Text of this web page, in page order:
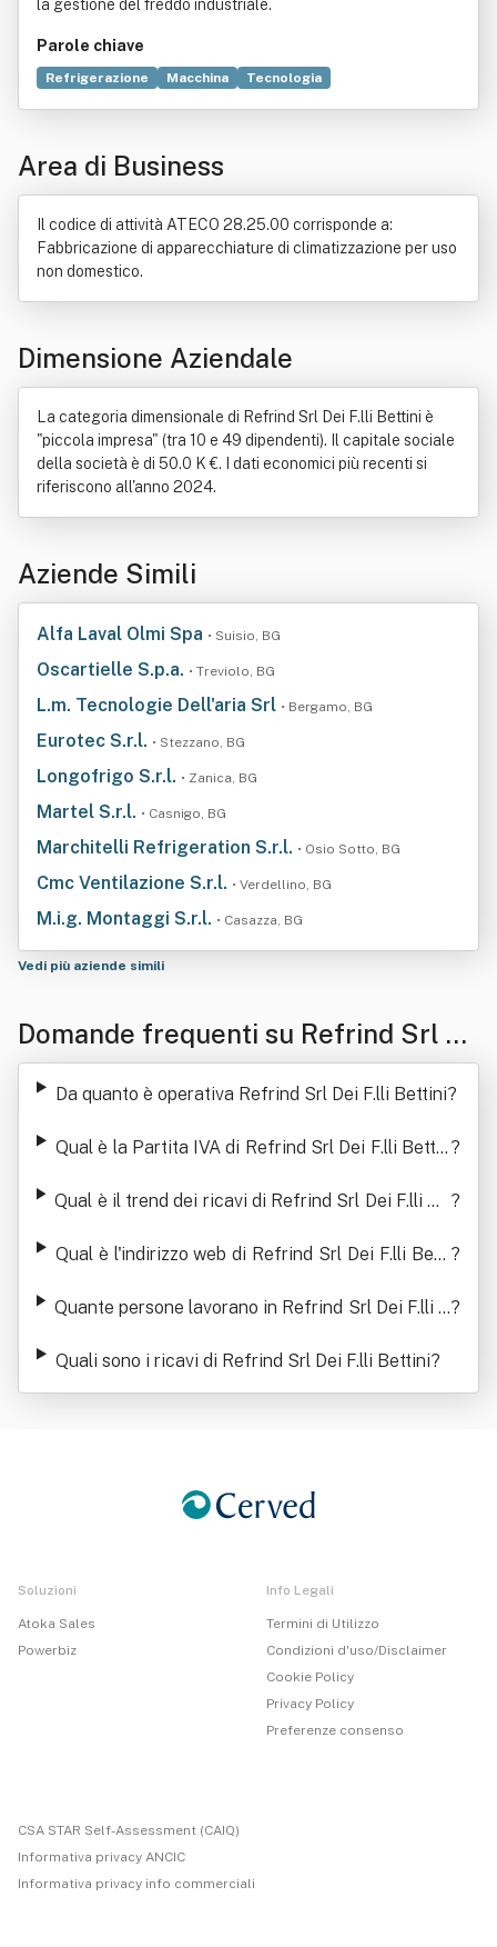
la gestione del freddo industriale.
Parole chiave
Refrigerazione Macchina
Tecnologia
Commercio
Industria Management
Elettronica
Fluido Problem solving
Malattia
Centrale elettrica
Area di Business
Il codice di attività ATECO 28.25.00 corrisponde a:
Fabbricazione di apparecchiature di climatizzazione per uso
non domestico.
Dimensione Aziendale
La categoria dimensionale di Refrind Srl Dei F.lli Bettini è
"piccola impresa" (tra 10 e 49 dipendenti). Il capitale sociale
della società è di 50.0 K €. I dati economici più recenti si
riferiscono all'anno 2024.
Aziende Simili
Alfa Laval Olmi Spa • Suisio, BG
Oscartielle S.p.a. • Treviolo, BG
L.m. Tecnologie Dell'aria Srl • Bergamo, BG
Eurotec S.r.l. • Stezzano, BG
Longofrigo S.r.l. • Zanica, BG
Martel S.r.l. • Casnigo, BG
Marchitelli Refrigeration S.r.l. • Osio Sotto, BG
Cmc Ventilazione S.r.l. • Verdellino, BG
M.i.g. Montaggi S.r.l. • Casazza, BG
Vedi più aziende simili
Domande frequenti su Refrind Srl De
i F.lli Bettini
Da quanto è operativa Refrind Srl Dei F.lli Bettini?
Qual è la Partita IVA di Refrind Srl Dei F.lli Bettin ?
Qual è il trend dei ricavi di Refrind Srl Dei F.lli Be ?
Qual è l'indirizzo web di Refrind Srl Dei F.lli Betti ?
Quante persone lavorano in Refrind Srl Dei F.lli B?
Quali sono i ricavi di Refrind Srl Dei F.lli Bettini?
Soluzioni
Atoka Sales
Powerbiz
Info Legali
Termini di Utilizzo
Condizioni d'uso/Disclaimer
Cookie Policy
Privacy Policy
Preferenze consenso
CSA STAR Self-Assessment (CAIQ)
Informativa privacy ANCIC
Informativa privacy info commerciali